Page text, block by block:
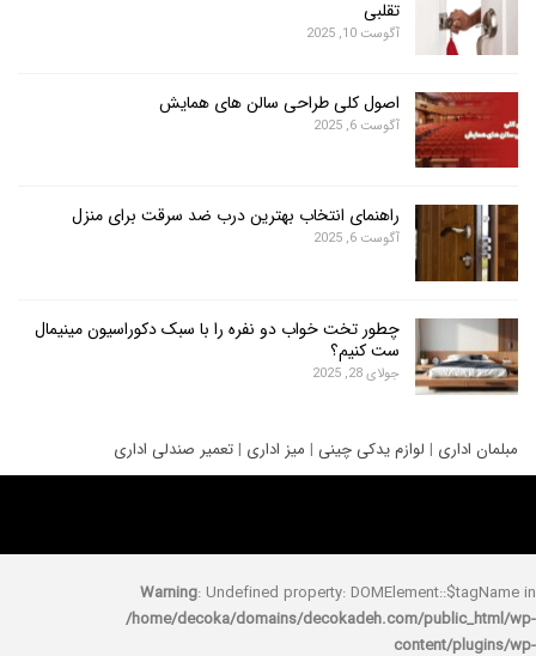
تقلبی
آگوست 10, 2025
اصول کلی طراحی سالن های همایش
آگوست 6, 2025
راهنمای انتخاب بهترین درب ضد سرقت برای منزل
آگوست 6, 2025
چطور تخت خواب دو نفره را با سبک دکوراسیون مینیمال
ست کنیم؟
جولای 28, 2025
|لوازم یدکی چینی|میز اداری| تعمیر صندلی اداری
Warning: Undefined property:
/home/decoka/domains/decokadeh.com/